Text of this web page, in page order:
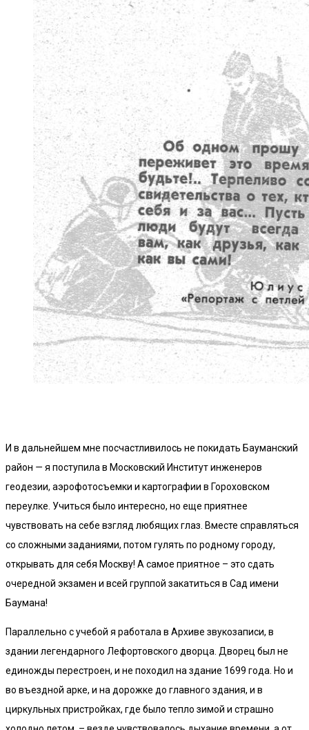
И в дальнейшем мне посчастливилось не покидать Бауманский
район — я поступила в Московский Институт инженеров
геодезии, аэрофотосъемки и картографии в Гороховском
переулке. Учиться было интересно, но еще приятнее
чувствовать на себе взгляд любящих глаз. Вместе справляться
со сложными заданиями, потом гулять по родному городу,
открывать для себя Москву! А самое приятное – это сдать
очередной экзамен и всей группой закатиться в Сад имени
Баумана!
Параллельно с учебой я работала в Архиве звукозаписи, в
здании легендарного Лефортовского дворца. Дворец был не
единожды перестроен, и не походил на здание 1699 года. Но и
во въездной арке, и на дорожке до главного здания, и в
циркульных пристройках, где было тепло зимой и страшно